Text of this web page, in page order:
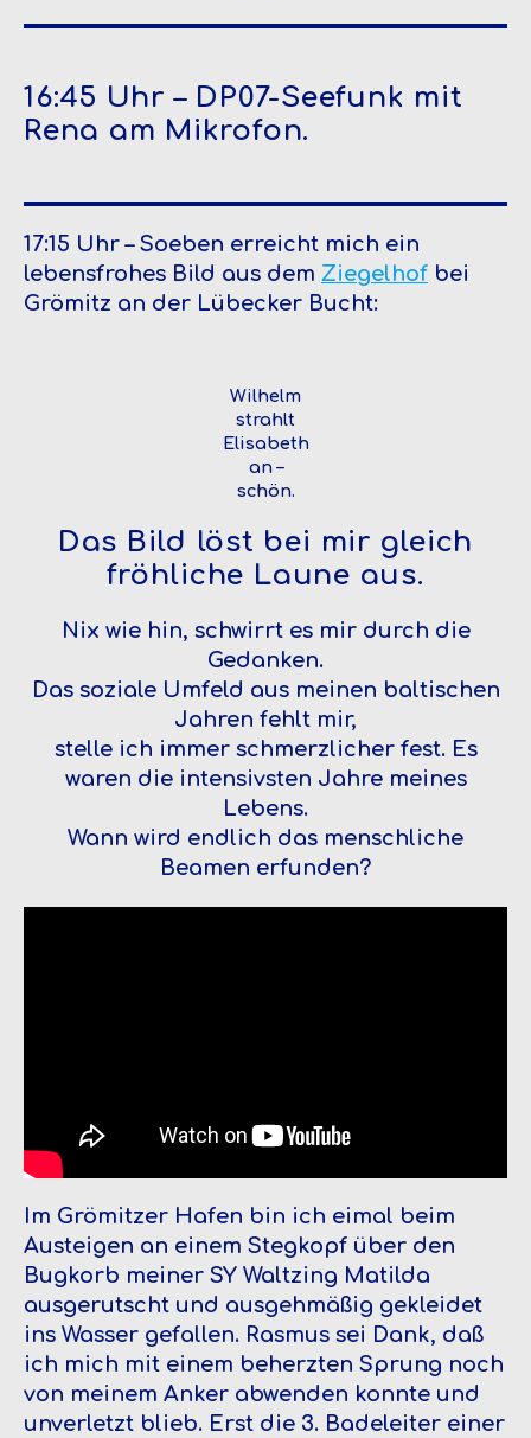
16:45 Uhr – DP07-Seefunk mit
Rena am Mikrofon.
17:15 Uhr – Soeben erreicht mich ein
lebensfrohes Bild aus dem Ziegelhof bei
Grömitz an der Lübecker Bucht:
Wilhelm
strahlt
Elisabeth
an –
schön.
Das Bild löst bei mir gleich
fröhliche Laune aus.
Nix wie hin, schwirrt es mir durch die
Gedanken.
Das soziale Umfeld aus meinen baltischen
Jahren fehlt mir,
stelle ich immer schmerzlicher fest. Es
waren die intensivsten Jahre meines
Lebens.
Wann wird endlich das menschliche
Beamen erfunden?
Im Grömitzer Hafen bin ich eimal beim
Austeigen an einem Stegkopf über den
Bugkorb meiner SY Waltzing Matilda
ausgerutscht und ausgehmäßig gekleidet
ins Wasser gefallen. Rasmus sei Dank, daß
ich mich mit einem beherzten Sprung noch
von meinem Anker abwenden konnte und
unverletzt blieb. Erst die 3. Badeleiter einer